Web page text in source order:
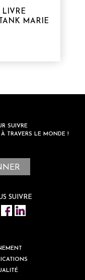
LIVRE
MARIE
SUIVRE
TRAVERS LE MONDE !
SUIVRE